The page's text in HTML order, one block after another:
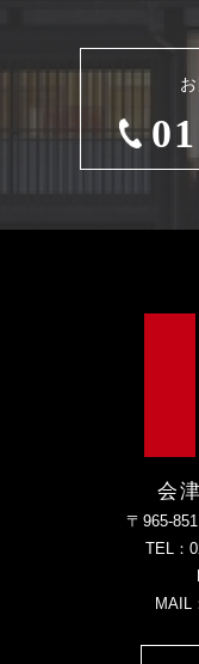
会
〒965-
TEL：
MAIL